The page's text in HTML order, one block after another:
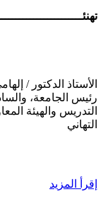
التهاني
إقرأ المزيد